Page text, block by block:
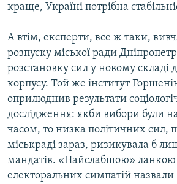
краще, Україні потрібна
А втім, експерти, все ж таки,
розпуску міської ради
розстановку сил у новому складі
корпусу. Той же інститут
оприлюднив результати
дослідження: якби вибори були
часом, то низка політичних сил,
міськраді зараз, ризикувала б
мандатів. «Найслабшою» ланкою
електоральних симпатій назвали